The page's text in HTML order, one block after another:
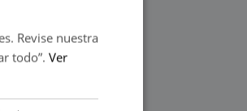
Revise nuestra
todo”. Ver